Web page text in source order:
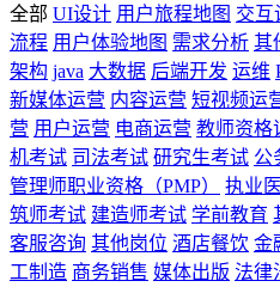
全部 UI设计 用户旅程地图 交互
流程 用户体验地图 需求分析 其
架构 java 大数据 后端开发 运维
新媒体运营 内容运营 短视频运
营 用户运营 电商运营 教师资格
机考试 司法考试 研究生考试 公
管理师职业资格（PMP）
执业
筑师考试 建造师考试 学前教育
客服咨询 其他岗位 酒店餐饮 金
工制造 商务销售 媒体出版 法律